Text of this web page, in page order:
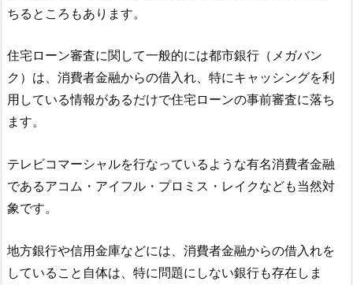
ちるところもあります。
住宅ローン審査に関して一般的には都市銀行（メガバン
ク）は、消費者金融からの借入れ、特にキャッシングを利
用している情報があるだけで住宅ローンの事前審査に落ち
ます。
テレビコマーシャルを行なっているような有名消費者金融
であるアコム・アイフル・プロミス・レイクなども当然対
象です。
地方銀行や信用金庫などには、消費者金融からの借入れを
していること自体は、特に問題にしない銀行も存在しま